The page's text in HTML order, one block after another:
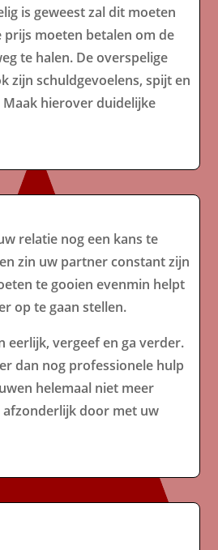
is geweest zal dit moeten
prijs moeten betalen om de
te halen. De overspelige
zijn schuldgevoelens, spijt en
hierover duidelijke
relatie nog een kans te
zin uw partner constant zijn
te gooien evenmin helpt
op te gaan stellen.
eerlijk, vergeef en ga verder.
dan nog professionele hulp
helemaal niet meer
afzonderlijk door met uw